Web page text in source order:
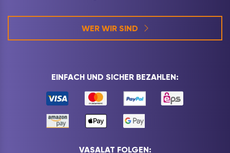
WER WIR SIND
EINFACH UND SICHER BEZAHLEN:
VASALAT FOLGEN: